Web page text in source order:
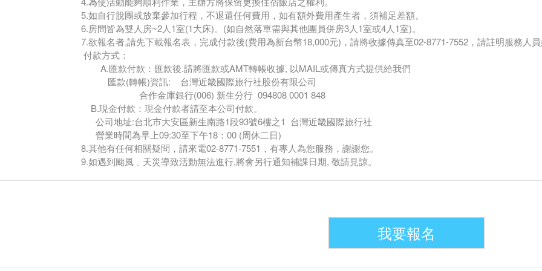
5.如自行脫團或放棄參加行程，不退還任何費用，如有額外費用產生者，須補足差額。
6.房間皆為雙人房~2人1室(1大床)。(如自然落單需與其他團員併房3人1室或4人1室)。
7.欲報名者,請先下載報名表，完成付款後(費用為新台幣18,000元)，請將收據傳真至02-8771-7552，請註明服務人
付款方式：
A.匯款付款：匯款後.請將匯款或AMT轉帳收據, 以MAIL或傳真方式提供給我們
匯款(轉帳)資訊: 台灣近畿國際旅行社股份有限公司
合作金庫銀行(006) 新生分行 094808 0001 848
B.現金付款：現金付款者請至本公司付款。
公司地址:台北市大安區新生南路1段93號6樓之1 台灣近畿國際旅行社
營業時間為早上09:30至下午18：00 (周休二日)
8.其他有任何相關疑問，請來電02-8771-7551，有專人為您服務，謝謝您。
9.如遇到颱風﹑天災導致活動無法進行,將會另行通知補課日期, 敬請見諒。
我要報名